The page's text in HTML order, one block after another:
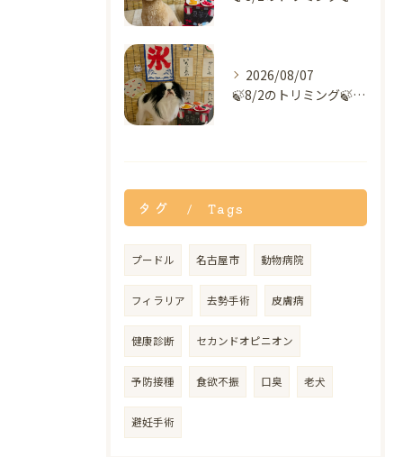
2026/08/07
🍃8/2のトリミング🍃狆🐶｜名東区・千種区・守山区の動物病院...
タグ Tags
プードル 名古屋市 動物病院
フィラリア 去勢手術 皮膚病
健康診断 セカンドオピニオン
予防接種 食欲不振 口臭 老犬
避妊手術